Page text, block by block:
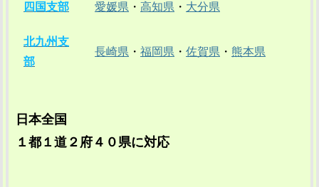
四国支部 愛媛県 ・ 高知県 ・ 大分県
北九州支
部
長崎県 ・ 福岡県 ・ 佐賀県 ・ 熊本県
日本全国
１都１道２府４０県に対応